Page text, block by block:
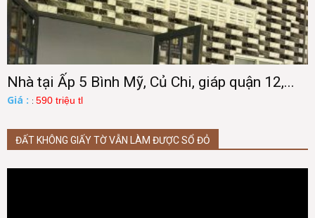
Nhà tại Ấp 5 Bình Mỹ, Củ Chi, giáp quận 12,...
Giá : : 590 triệu tl
ĐẤT KHÔNG GIẤY TỜ VẪN LÀM ĐƯỢC SỔ ĐỎ